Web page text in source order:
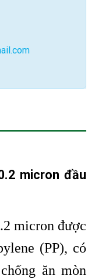
micron đầu
micron được
(PP), có
ăn mòn